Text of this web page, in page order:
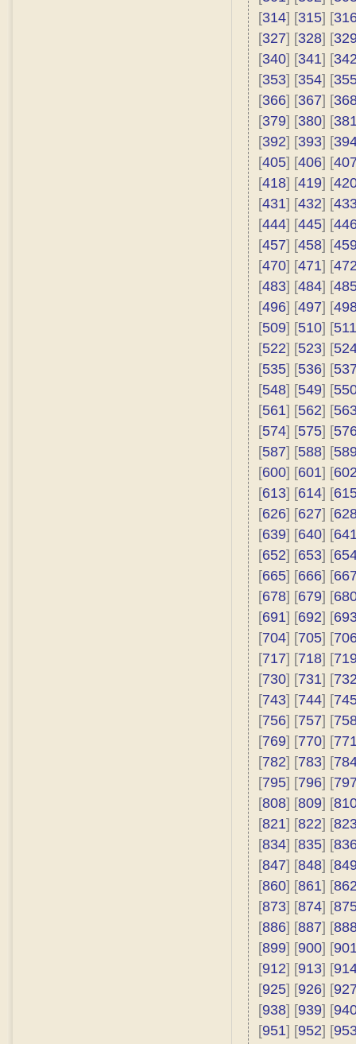
[314] [315] [
[327] [328] [
[340] [341] [
[353] [354] [
[366] [367] [
[379] [380] [
[392] [393] [
[405] [406] [
[418] [419] [
[431] [432] [
[444] [445] [
[457] [458] [
[470] [471] [
[483] [484] [
[496] [497] [
[509] [510] [511
[522] [523] [
[535] [536] [
[548] [549] [
[561] [562] [
[574] [575] [
[587] [588] [
[600] [601] [
[613] [614] [
[626] [627] [
[639] [640] [
[652] [653] [
[665] [666] [
[678] [679] [
[691] [692] [
[704] [705] [
[717] [718] [
[730] [731] [
[743] [744] [
[756] [757] [
[769] [770] [
[782] [783] [
[795] [796] [
[808] [809] [
[821] [822] [
[834] [835] [
[847] [848] [
[860] [861] [
[873] [874] [
[886] [887] [
[899] [900] [
[912] [913] [
[925] [926] [
[938] [939] [
[951] [952] [